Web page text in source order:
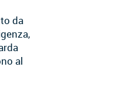
da
al